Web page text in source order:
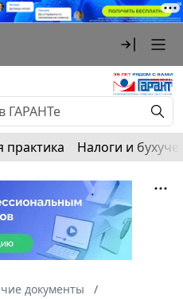
практика Налоги и
документы